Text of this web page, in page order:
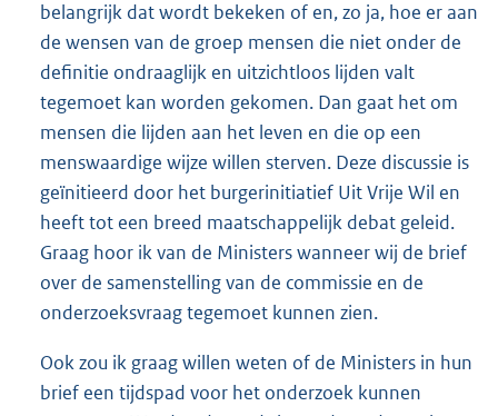
belangrijk dat wordt bekeken of en, zo ja, hoe er aan
de wensen van de groep mensen die niet onder de
definitie ondraaglijk en uitzichtloos lijden valt
tegemoet kan worden gekomen. Dan gaat het om
mensen die lijden aan het leven en die op een
menswaardige wijze willen sterven. Deze discussie is
geïnitieerd door het burgerinitiatief Uit Vrije Wil en
heeft tot een breed maatschappelijk debat geleid.
Graag hoor ik van de Ministers wanneer wij de brief
over de samenstelling van de commissie en de
onderzoeksvraag tegemoet kunnen zien.
Ook zou ik graag willen weten of de Ministers in hun
brief een tijdspad voor het onderzoek kunnen